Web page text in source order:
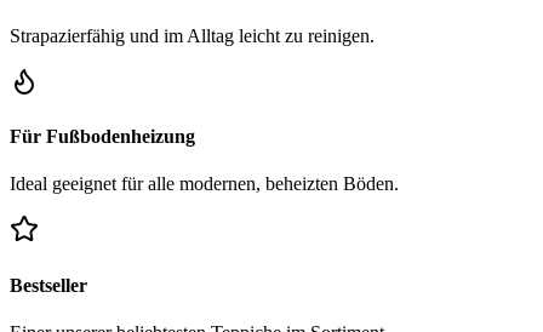
Strapazierfähig und im Alltag leicht zu reinigen.
Für Fußbodenheizung
Ideal geeignet für alle modernen, beheizten Böden.
Bestseller